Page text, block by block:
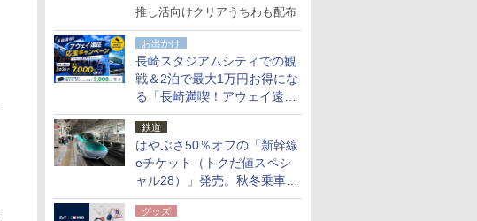
「GO！GO！長崎スタンプラ
推し活向けクリアうちわも配布
お出かけ
長崎スタジアムシティでの観
戦＆2泊で最大1万円お得にな
る「長崎満喫！アウェイ遠征
応援キャンペーン」
鉄道
はやぶさ50％オフの「新幹線
eチケット（トクだ値スペシ
ャル28）」発売。秋冬乗車
分、えきねっと限定
グッズ